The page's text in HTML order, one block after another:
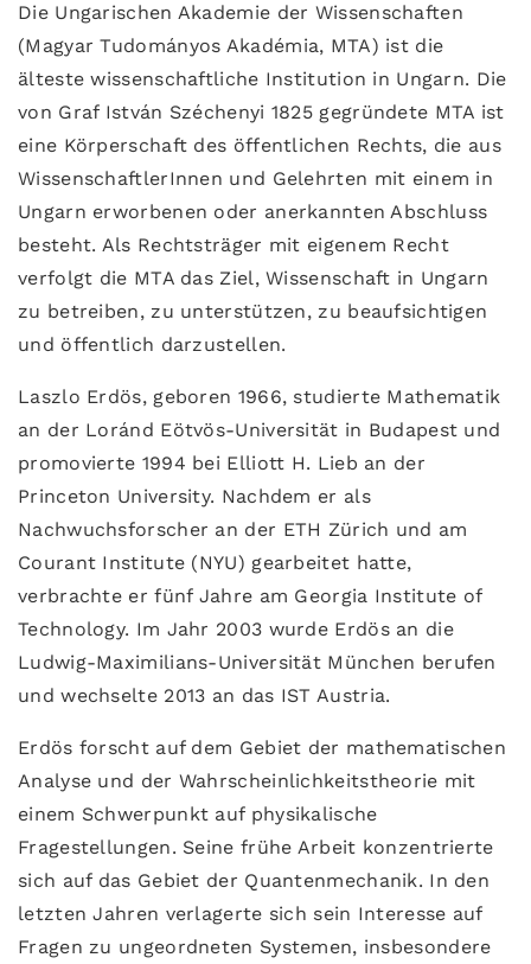
Die Ungarischen Akademie der Wissenschaften
(Magyar Tudományos Akadémia, MTA) ist die
älteste wissenschaftliche Institution in Ungarn. Die
von Graf István Széchenyi 1825 gegründete MTA ist
eine Körperschaft des öffentlichen Rechts, die aus
WissenschaftlerInnen und Gelehrten mit einem in
Ungarn erworbenen oder anerkannten Abschluss
besteht. Als Rechtsträger mit eigenem Recht
verfolgt die MTA das Ziel, Wissenschaft in Ungarn
zu betreiben, zu unterstützen, zu beaufsichtigen
und öffentlich darzustellen.
Laszlo Erdös, geboren 1966, studierte Mathematik
an der Loránd Eötvös-Universität in Budapest und
promovierte 1994 bei Elliott H. Lieb an der
Princeton University. Nachdem er als
Nachwuchsforscher an der ETH Zürich und am
Courant Institute (NYU) gearbeitet hatte,
verbrachte er fünf Jahre am Georgia Institute of
Technology. Im Jahr 2003 wurde Erdös an die
Ludwig-Maximilians-Universität München berufen
und wechselte 2013 an das IST Austria.
Erdös forscht auf dem Gebiet der mathematischen
Analyse und der Wahrscheinlichkeitstheorie mit
einem Schwerpunkt auf physikalische
Fragestellungen. Seine frühe Arbeit konzentrierte
sich auf das Gebiet der Quantenmechanik. In den
letzten Jahren verlagerte sich sein Interesse auf
Fragen zu ungeordneten Systemen, insbesondere